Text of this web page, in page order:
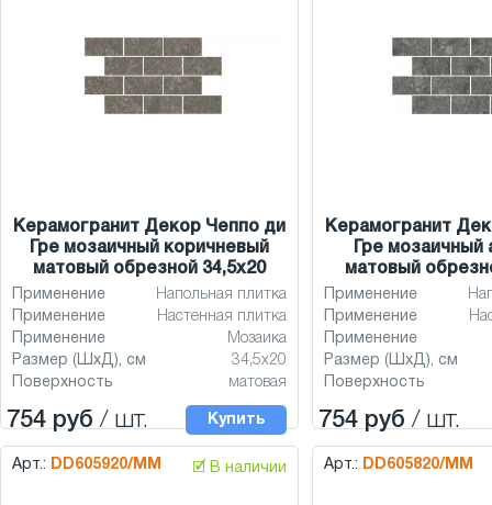
Керамогранит Декор Чеппо ди
Гре мозаичный коричневый
матовый обрезной 34,5x20
Применение
Напольная плитка
Применение
Настенная плитка
Применение
Мозаика
Размер (ШхД), см
34,5x20
Поверхность
матовая
754 руб / шт. Купить
Керамогранит
Гре мозаичный
матовый
Применение
Применение
Применение
Размер (ШхД), см
Поверхность
754 руб / шт.
Арт.: DD605920/MM 🗹 В наличии Арт.: DD605820/MM